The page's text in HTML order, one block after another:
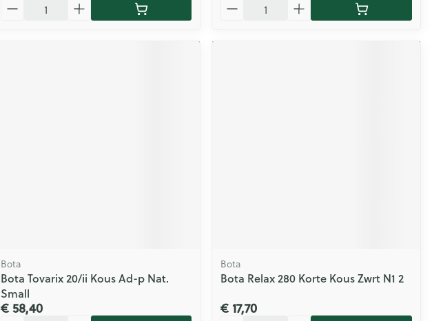
Bota
Bota Tovarix 20/ii Kous Ad-p Nat.
Small
€ 58,40
Bota
Bota Relax 280 Korte Kous Zwrt N1 2
€ 17,70